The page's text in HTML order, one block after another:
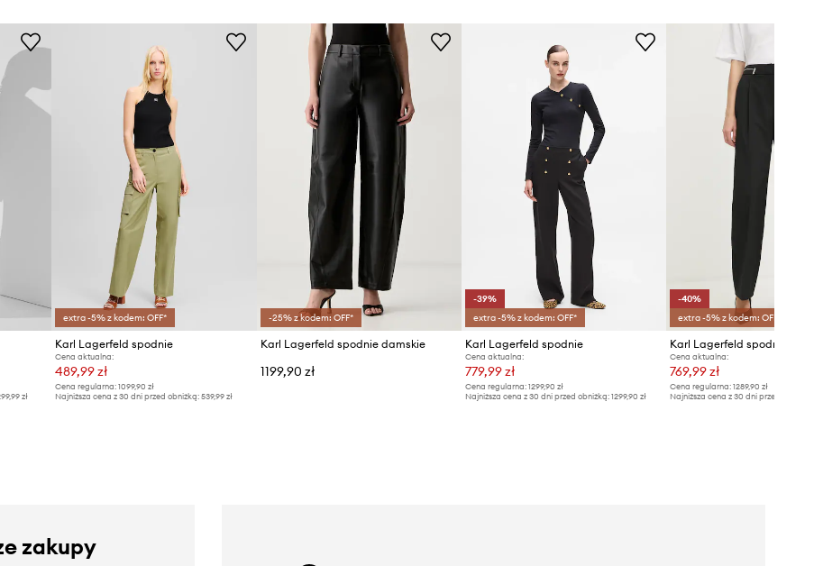
zł
extra -5% z kodem: OFF*
Karl Lagerfeld spodnie
Cena aktualna:
489,99 zł
Cena regularna: 1099,90 zł
Najniższa cena z 30 dni przed obniżką: 539,99 zł
-25% z kodem: OFF*
Karl Lagerfeld spodnie damskie
1199,90 zł
-39%
extra -5% z kodem: OFF*
Karl Lagerfeld spodnie
Cena aktualna:
779,99 zł
Cena regularna:1299,90 zł
Najniższa cena z 30 dni przed obniżką:1299,90 zł
-40%
extra -5% z kodem: OFF*
Cena aktualna:
769,99 zł
Cena regularna: 1289,90 zł
Najniższa cena z 30 dni przed obniżką:
zakupy